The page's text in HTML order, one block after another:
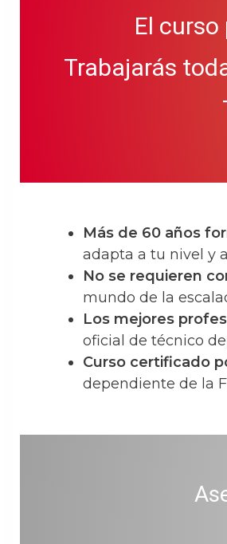
El
Trabajarás
Más de 60 años
adapta a tu nivel y
No se requieren
mundo de la
Los mejores
oficial de técnico
Curso certificado
dependiente de la